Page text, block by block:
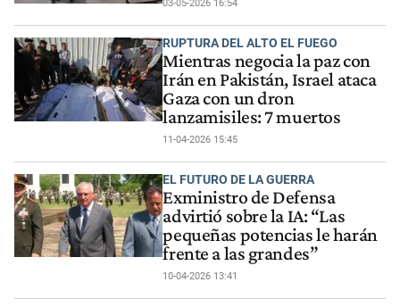
03-05-2026 16:54
RUPTURA DEL ALTO EL FUEGO
Mientras negocia la paz con
Irán en Pakistán, Israel ataca
Gaza con un dron
lanzamisiles: 7 muertos
11-04-2026 15:45
EL FUTURO DE LA GUERRA
Exministro de Defensa
advirtió sobre la IA: “Las
pequeñas potencias le harán
frente a las grandes”
10-04-2026 13:41